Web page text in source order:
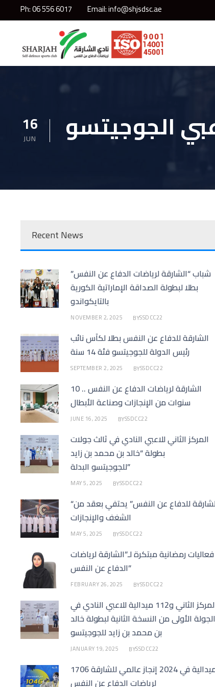
Ph: 06 556 6017 Email: info@shjsdsc.ae
16
JUN الجوجيتسو
Recent News
شباب “الشارقة لرياضات الدفاع عن النفس”
بطلا لبطولة الصداقة الإماراتية الكورية
بالتايكواندو
NOVEMBER 2, 2025 BYSSDCC22
الشارقة للدفاع عن النفس بطلا لكأس نائب
رئيس الدولة للجوجيتسو فئة 14 سنة
SEPTEMBER 2, 2025 BYSSDCC22
الشارقة لرياضات الدفاع عن النفس .. 10
سنوات من الإنجازات وصناعة الأبطال
JUNE 16, 2025 BYSSDCC22
المركز الثاني للاعبي النادي في ثالث جولات
بطولة “خالد بن محمد بن زايد
للجوجيتسو البدلة”
MAY 5, 2025 BYSSDCC22
“الشارقة للدفاع عن النفس” يحتفي بعقد من
الشغف والإنجازات
MAY 5, 2025 BYSSDCC22
فعاليات رمضانية مبتكرة لـ”الشارقة لرياضات
الدفاع عن النفس”
FEBRUARY 26, 2025 BYSSDCC22
المركز الثاني و112 ميدالية للاعبي النادي في
الجولة الأولى من النسخة الثانية لبطولة خالد
بن محمد بن زايد للجوجيتسو
JANUARY 19, 2025 BYSSDCC22
1706 ميدالية في 2024 إنجاز عالمي للشارقة
لرياضات الدفاع عن النفس